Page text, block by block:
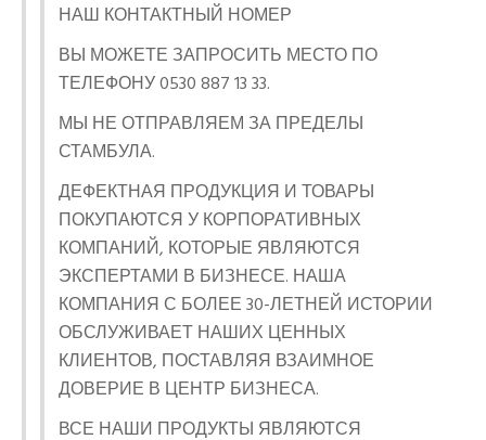
НАШ КОНТАКТНЫЙ НОМЕР
ВЫ МОЖЕТЕ ЗАПРОСИТЬ МЕСТО ПО
ТЕЛЕФОНУ 0530 887 13 33.
МЫ НЕ ОТПРАВЛЯЕМ ЗА ПРЕДЕЛЫ
СТАМБУЛА.
ДЕФЕКТНАЯ ПРОДУКЦИЯ И ТОВАРЫ
ПОКУПАЮТСЯ У КОРПОРАТИВНЫХ
КОМПАНИЙ, КОТОРЫЕ ЯВЛЯЮТСЯ
ЭКСПЕРТАМИ В БИЗНЕСЕ. НАША
КОМПАНИЯ С БОЛЕЕ 30-ЛЕТНЕЙ ИСТОРИИ
ОБСЛУЖИВАЕТ НАШИХ ЦЕННЫХ
КЛИЕНТОВ, ПОСТАВЛЯЯ ВЗАИМНОЕ
ДОВЕРИЕ В ЦЕНТР БИЗНЕСА.
ВСЕ НАШИ ПРОДУКТЫ ЯВЛЯЮТСЯ